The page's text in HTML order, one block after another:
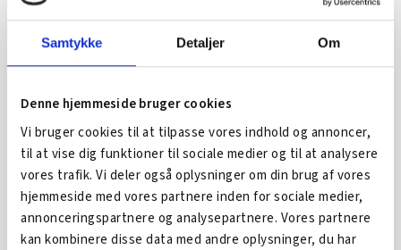
Samtykke Detaljer Om
Denne hjemmeside bruger cookies
Vi bruger cookies til at tilpasse vores indhold og annoncer,
til at vise dig funktioner til sociale medier og til at analysere
vores trafik. Vi deler også oplysninger om din brug af vores
hjemmeside med vores partnere inden for sociale medier,
annonceringspartnere og analysepartnere. Vores partnere
kan kombinere disse data med andre oplysninger, du har